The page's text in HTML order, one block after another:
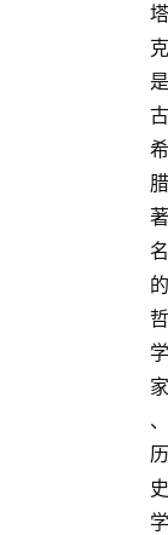
塔
克
是
古
希
腊
著
名
的
哲
学
家
、
历
史
学